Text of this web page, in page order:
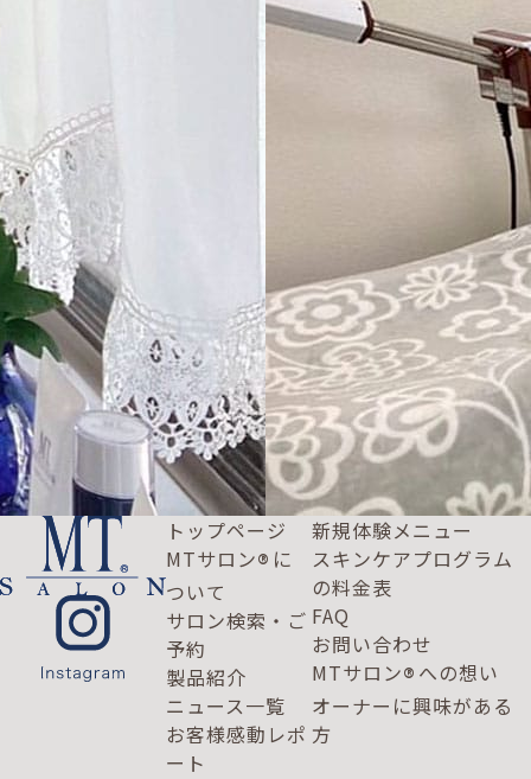
トップページ
MTサロン® に
ついて
サロン検索・ご
予約
製品紹介
ニュース一覧
お客様感動レポ
ート
新規体験メニュー
スキンケアプログラム
の料金表
FAQ
お問い合わせ
MTサロン® への想い
オーナーに興味がある
方